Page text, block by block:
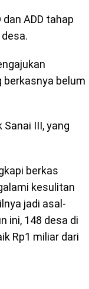
ADD tahap
berkasnya belum
III, yang
berkas
kesulitan
jadi asal-
ini, 148 desa di
Rp1 miliar dari